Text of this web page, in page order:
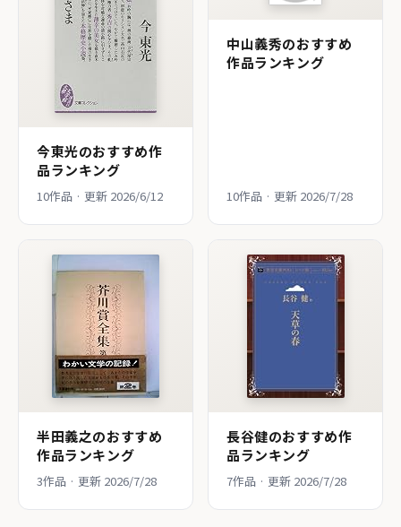
今東光のおすすめ作
品ランキング
10作品 · 更新 2026/6/12
中山義秀のおすすめ
作品ランキング
10作品 · 更新 2026/7/28
半田義之のおすすめ
作品ランキング
3作品 · 更新 2026/7/28
長谷健のおすすめ作
品ランキング
7作品 · 更新 2026/7/28